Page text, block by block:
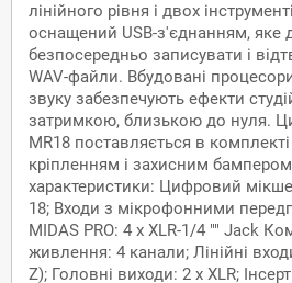
лінійного рівня і двох
оснащений USB-з'єднанням, яке
безпосередньо записувати і
WAV-файли. Вбудовані
звуку забезпечують ефекти
затримкою, близькою до нуля.
MR18 поставляється в
кріпленням і захисним бампером.
характеристики: Цифровий
18; Входи з мікрофонними
MIDAS PRO: 4 х XLR-1/4 "" Jack
живлення: 4 канали; Лінійні
Z); Головні виходи: 2 x XLR;